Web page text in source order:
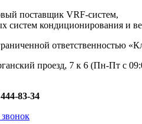
поставщик VRF-cистем,
систем кондиционирования и
ответственностью
проезд, 7 к 6 (Пн-Пт с
444-83-34
звонок